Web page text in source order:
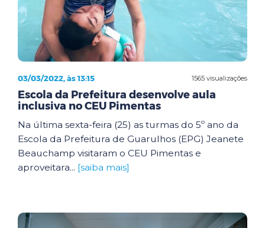
1565 visualizações
03/03/2022, às 13:15
Escola da Prefeitura desenvolve aula
inclusiva no CEU Pimentas
Na última sexta-feira (25) as turmas do 5º ano da
Escola da Prefeitura de Guarulhos (EPG) Jeanete
Beauchamp visitaram o CEU Pimentas e
aproveitara... [saiba mais]